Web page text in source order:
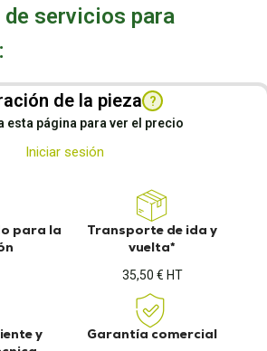
de servicios para
de la pieza ?
esta página para ver el precio
Iniciar sesión
para la
Transporte de ida y
vuelta*
35,50 € HT
y
Garantía comercial